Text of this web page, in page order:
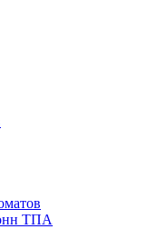
ТПА